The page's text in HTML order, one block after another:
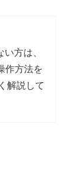
方は、
作方法を
解説して